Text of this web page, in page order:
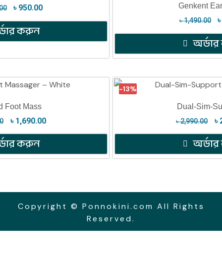
৳ 950.00
করুন
Genkent
৳1,490.00
Foot Mass
৳ 1,690.00
করুন
-13%
Dual-Sim-
৳2,990.00 ৳
Copyright © Ponnokini.com All Rights
Reserved.